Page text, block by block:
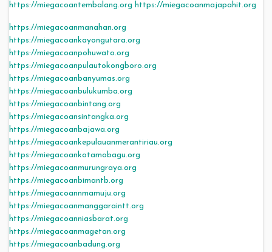
https://miegacoantembalang.org https://miegacoanmajapahit.org
https://miegacoanmanahan.org
https://miegacoankayongutara.org
https://miegacoanpohuwato.org
https://miegacoanpulautokongboro.org
https://miegacoanbanyumas.org
https://miegacoanbulukumba.org
https://miegacoanbintang.org
https://miegacoansintangka.org
https://miegacoanbajawa.org
https://miegacoankepulauanmerantiriau.org
https://miegacoankotamobagu.org
https://miegacoanmurungraya.org
https://miegacoanbimantb.org
https://miegacoannmamuju.org
https://miegacoanmanggaraintt.org
https://miegacoanniasbarat.org
https://miegacoanmagetan.org
https://miegacoanbadung.org